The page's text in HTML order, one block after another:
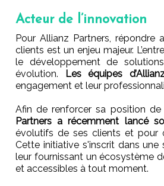
Acteur de l’innovation
Pour Allianz Partners, répondre
clients est un enjeu majeur.
le développement de
évolution.
Les équipes
engagement et leur
Afin de renforcer sa position de
Partners a récemment lancé
évolutifs de ses clients et pour
Cette initiative s'inscrit dans
leur fournissant un écosystème
et accessibles à tout moment.